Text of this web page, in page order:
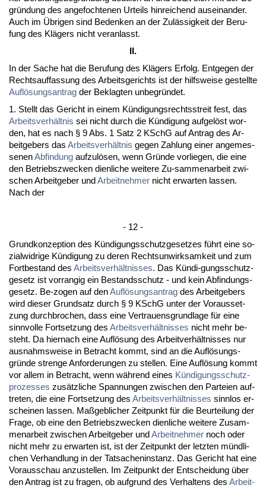
gründung des an­ge­foch­te­nen Ur­teils hin­rei­chend aus­ein­an­der.
Auch im Übri­gen sind Be­den­ken an der Zulässig­keit der Be­ru­
fung des Klägers nicht ver­an­lasst.
II.
In der Sa­che hat die Be­ru­fung des Klägers Er­folg. Ent­ge­gen der
Rechts­auf­fas­sung des Ar­beits­ge­richts ist der hilfs­wei­se ge­stell­te
Auflösungs­an­trag der Be­klag­ten un­be­gründet.
1. Stellt das Ge­richt in ei­nem Kündi­gungs­rechts­streit fest, das
Ar­beits­verhält­nis sei nicht durch die Kündi­gung auf­gelöst wor­
den, hat es nach § 9 Abs. 1 Satz 2 KSchG auf An­trag des Ar­
beit­ge­bers das Ar­beits­verhält­nis ge­gen Zah­lung ei­ner an­ge­mes­
se­nenAb­fin­dung auf­zulösen, wenn Gründe vor­lie­gen, die ei­ne
den Be­triebs­zwe­cken dien­li­che wei­te­re Zu-sam­men­ar­beit zwi­
schen Ar­beit­ge­ber undAr­beit­neh­mer nicht er­war­ten las­sen.
Nach der
- 12 -
Grund­kon­zep­ti­on des Kündi­gungs­schutz­ge­set­zes führt ei­ne so­
zi­al­wid­ri­ge Kündi­gung zu de­ren Rechts­un­wirk­sam­keit und zum
Fort­be­stand des Ar­beits­verhält­nis­ses. Das Kündi-gungs­schutz­
ge­setz ist vor­ran­gig ein Be­stands­schutz - und kein Ab­fin­dungs­
ge­setz. Be-zo­gen auf denAuflösungs­an­trag des Ar­beit­ge­bers
wird die­ser Grund­satz durch § 9 KSchG un­ter der Vor­aus­set­
zung durch­bro­chen, dass ei­ne Ver­trau­ens­grund­la­ge für ei­ne
sinn­vol­le Fort­set­zung des Ar­beits­verhält­nis­ses nicht mehr be­
steht. Da hier­nach ei­ne Auflösung des Ar­beit­verhält­nis­ses nur
aus­nahms­wei­se in Be­tracht kommt, sind an die Auflösungs­
gründe stren­ge An­for­de­run­gen zu stel­len. Ei­ne Auflösung kommt
vor al­lem in Be­tracht, wenn während ei­nes Kündi­gungs­schutz­
pro­zes­ses zusätz­li­che Span­nun­gen zwi­schen den Par­tei­en auf­
tre­ten, die ei­ne Fort­set­zung des Ar­beits­verhält­nis­ses sinn­los er­
schei­nen las­sen. Maßgeb­li­cher Zeit­punkt für die Be­ur­tei­lung der
Fra­ge, ob ei­ne den Be­triebs­zwe­cken dien­li­che wei­te­re Zu­sam­
men­ar­beit zwi­schen Ar­beit­ge­ber undAr­beit­neh­mer noch oder
nicht mehr zu er­war­ten ist, ist der Zeit­punkt der letz­ten münd­li­
chen Ver­hand­lung in der Tat­sa­chen­in­stanz. Das Ge­richt hat ei­ne
Vor­aus­schau an­zu­stel­len. Im Zeit­punkt der Ent­schei­dung über
den An­trag ist zu fra­gen, ob auf­grund des Ver­hal­tens des Ar­beit­